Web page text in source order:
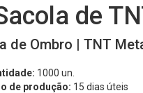
de
de Ombro | TNT
1000 un.
de produção: 15 dias úteis